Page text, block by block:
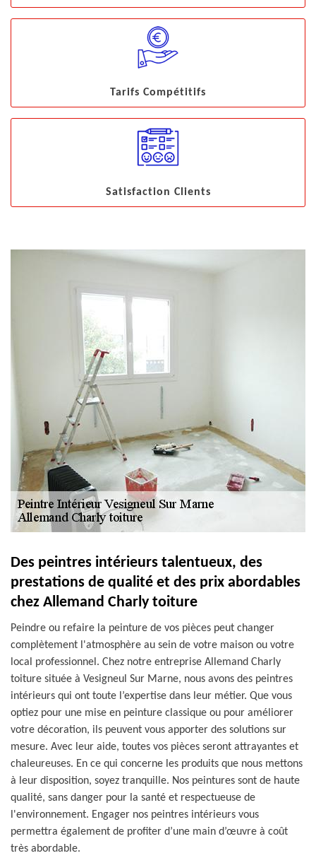
Tarifs Compétitifs
Satisfaction Clients
Des peintres intérieurs talentueux, des
prestations de qualité et des prix abordables
chez Allemand Charly toiture
Peindre ou refaire la peinture de vos pièces peut changer
complètement l'atmosphère au sein de votre maison ou votre
local professionnel. Chez notre entreprise Allemand Charly
toiture située à Vesigneul Sur Marne, nous avons des peintres
intérieurs qui ont toute l’expertise dans leur métier. Que vous
optiez pour une mise en peinture classique ou pour améliorer
votre décoration, ils peuvent vous apporter des solutions sur
mesure. Avec leur aide, toutes vos pièces seront attrayantes et
chaleureuses. En ce qui concerne les produits que nous mettons
à leur disposition, soyez tranquille. Nos peintures sont de haute
qualité, sans danger pour la santé et respectueuse de
l'environnement. Engager nos peintres intérieurs vous
permettra également de profiter d’une main d’œuvre à coût
très abordable.